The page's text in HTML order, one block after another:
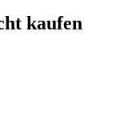
kaufen